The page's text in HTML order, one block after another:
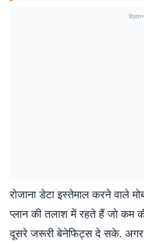
रोजाना डेटा इस्तेमाल करने वाले
प्लान की तलाश में रहते हैं जो कम
दूसरे जरूरी बेनेफिट्स दे सके. अगर